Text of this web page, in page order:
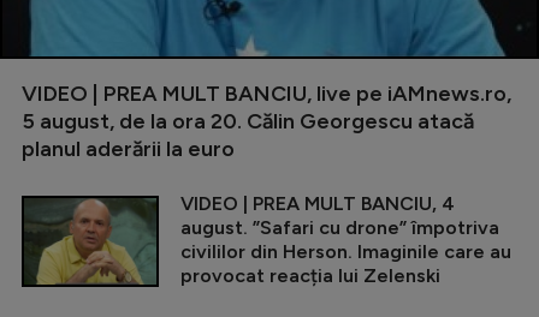
VIDEO | PREA MULT BANCIU, live pe iAMnews.ro,
5 august, de la ora 20. Călin Georgescu atacă
planul aderării la euro
VIDEO | PREA MULT BANCIU, 4
august. ”Safari cu drone” împotriva
civililor din Herson. Imaginile care au
provocat reacția lui Zelenski